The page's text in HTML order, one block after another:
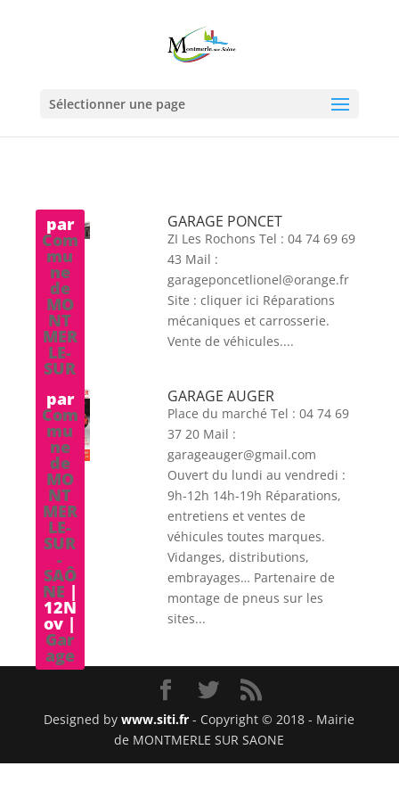
Sélectionner une page
GARAGE PONCET
par
Com
mu
ne
de
MO
NT
MER
LE-
SUR
SAÔ
NE|
12N
ov|
Gar
age
ZI Les Rochons Tel : 04 74 69 69
43 Mail :
garageponcetlionel@orange.fr
Site : cliquer ici Réparations
mécaniques et carrosserie.
Vente de véhicules....
GARAGE AUGER
par
Com
mu
ne
de
MO
NT
MER
LE-
SUR
-
SAÔ
NE |
12N
ov |
Gar
age
Place du marché Tel : 04 74 69
37 20 Mail :
garageauger@gmail.com
Ouvert du lundi au vendredi :
9h-12h 14h-19h Réparations,
entretiens et ventes de
véhicules toutes marques.
Vidanges, distributions,
embrayages… Partenaire de
montage de pneus sur les
sites...
Designed bywww.siti.fr - Copyright © 2018 - Mairie
de MONTMERLE SUR SAONE